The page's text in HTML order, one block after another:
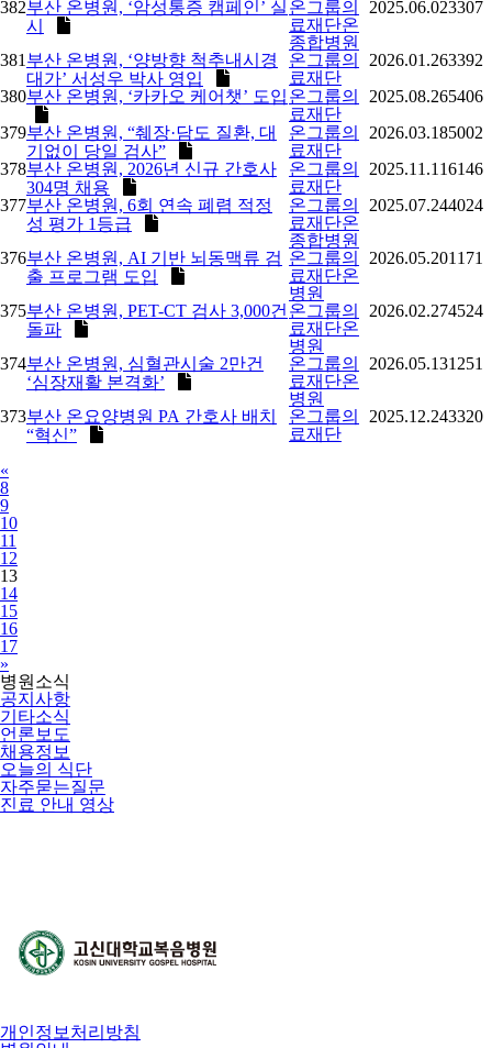
382부산 온병원, ‘암성통증 캠페인’ 실
시
온그룹의
료재단온
종합병원
2025.06.023307
381 부산 온병원, ‘양방향 척추내시경
대가’ 서성우 박사 영입
온그룹의
료재단
2026.01.263392
380부산 온병원, ‘카카오 케어챗’ 도입 온그룹의
료재단
2025.08.265406
379부산 온병원, “췌장·담도 질환, 대
기없이 당일 검사”
온그룹의
료재단
2026.03.185002
378부산 온병원, 2026년 신규 간호사
304명 채용
온그룹의
료재단
2025.11.116146
377부산 온병원, 6회 연속 폐렴 적정
성 평가 1등급
온그룹의
료재단온
종합병원
2025.07.244024
376부산 온병원, AI 기반 뇌동맥류 검
출 프로그램 도입
온그룹의
료재단온
병원
2026.05.201171
375부산 온병원, PET-CT 검사 3,000건
돌파
온그룹의
료재단온
병원
2026.02.274524
374부산 온병원, 심혈관시술 2만건
‘심장재활 본격화’
온그룹의
료재단온
병원
2026.05.131251
373부산 온요양병원 PA 간호사 배치
“혁신”
온그룹의
료재단
2025.12.243320
«
8
9
10
11
12
13
14
15
16
17
»
병원소식
공지사항
기타소식
언론보도
채용정보
오늘의 식단
자주묻는질문
진료 안내 영상
개인정보처리방침